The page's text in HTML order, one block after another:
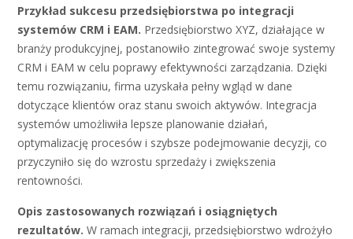
Przykład sukcesu przedsiębiorstwa po integracji
systemów CRM i EAM. Przedsiębiorstwo XYZ, działające w
branży produkcyjnej, postanowiło zintegrować swoje systemy
CRM i EAM w celu poprawy efektywności zarządzania. Dzięki
temu rozwiązaniu, firma uzyskała pełny wgląd w dane
dotyczące klientów oraz stanu swoich aktywów. Integracja
systemów umożliwiła lepsze planowanie działań,
optymalizację procesów i szybsze podejmowanie decyzji, co
przyczyniło się do wzrostu sprzedaży i zwiększenia
rentowności.
Opis zastosowanych rozwiązań i osiągniętych
rezultatów. W ramach integracji, przedsiębiorstwo wdrożyło